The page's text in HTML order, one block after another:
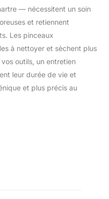
— nécessitent un soin
et retiennent
Les pinceaux
à nettoyer et sèchent plus
outils, un entretien
leur durée de vie et
et plus précis au